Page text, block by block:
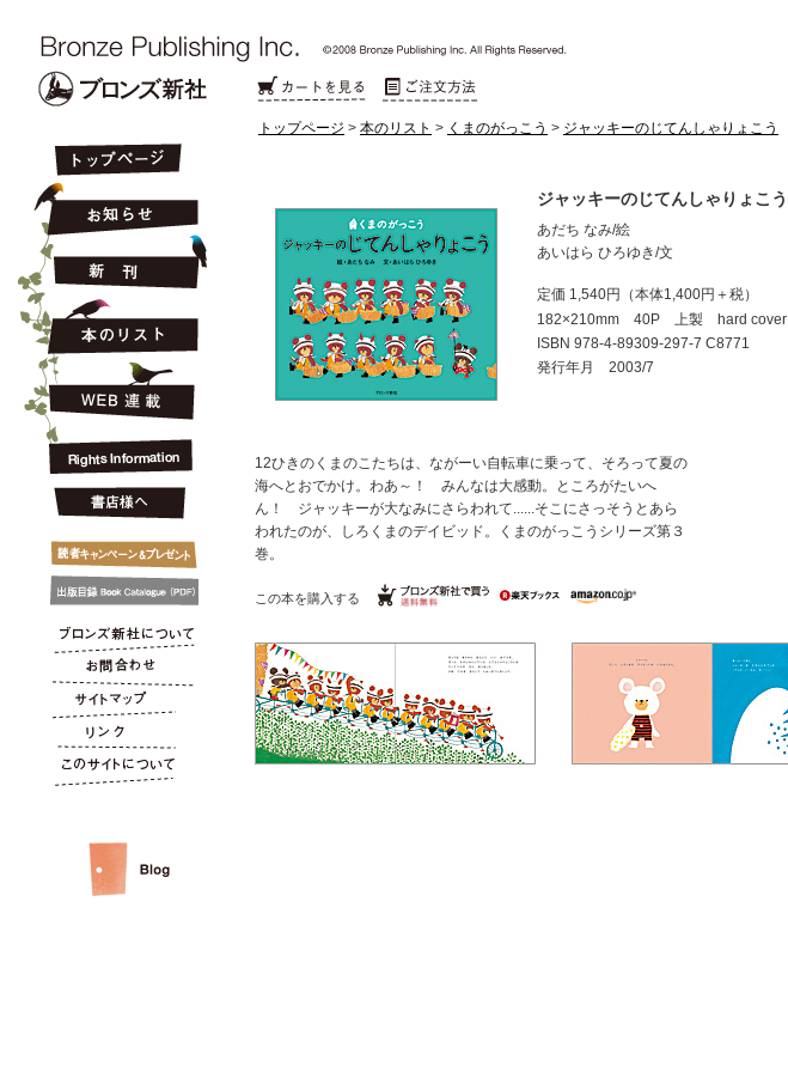
トップページ > 本のリスト > くまのがっこう > ジャッキーのじてんしゃりょこう
ジャッキーのじてんしゃりょこう
あだち なみ/絵
あいはら ひろゆき/文
定価 1,540円
（本体1,400円＋税）
182×210mm 40P 上製 hard cover
ISBN 978-4-89309-297-7 C8771
発行年月 2003/7
12ひきのくまのこたちは、ながーい自転車に乗って、そろって夏の
海へとおでかけ。わあ～！ みんなは大感動。ところがたいへ
ん！ ジャッキーが大なみにさらわれて......そこにさっそうとあら
われたのが、しろくまのデイビッド。くまのがっこうシリーズ第３
巻。
この本を購入する